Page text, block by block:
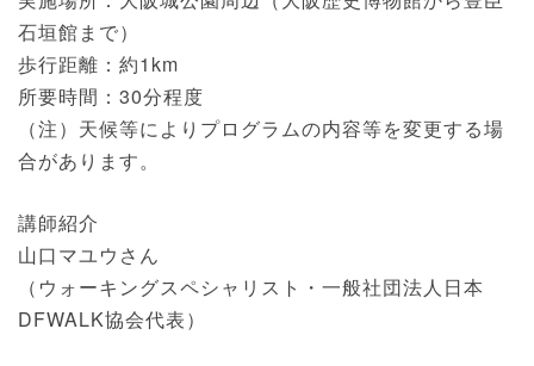
石垣館まで）
歩行距離：約1km
所要時間：30分程度
（注）天候等によりプログラムの内容等を変更する場
合があります。
講師紹介
山口マユウさん
（ウォーキングスペシャリスト・一般社団法人日本
DFWALK協会代表）